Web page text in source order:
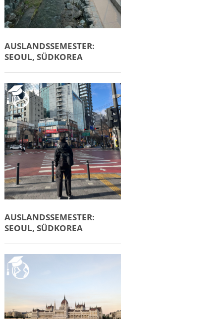
AUSLANDSSEMESTER:
SEOUL, SÜDKOREA
AUSLANDSSEMESTER:
SEOUL, SÜDKOREA